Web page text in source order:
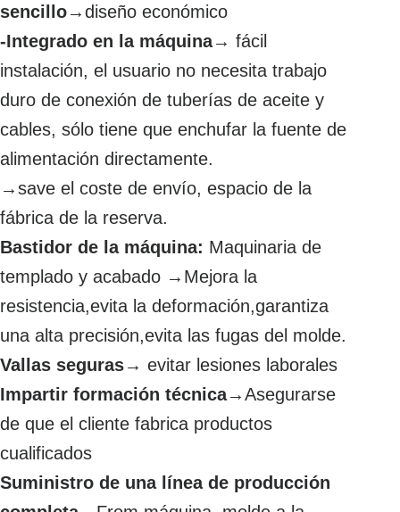
sencillo→diseño económico
-Integrado en la máquina→ fácil
instalación, el usuario no necesita trabajo
duro de conexión de tuberías de aceite y
cables, sólo tiene que enchufar la fuente de
alimentación directamente.
→save el coste de envío, espacio de la
fábrica de la reserva.
Bastidor de la máquina: Maquinaria de
templado y acabado →Mejora la
resistencia,evita la deformación,garantiza
una alta precisión,evita las fugas del molde.
Vallas seguras→ evitar lesiones laborales
Impartir formación técnica→Asegurarse
de que el cliente fabrica productos
cualificados
Suministro de una línea de producción